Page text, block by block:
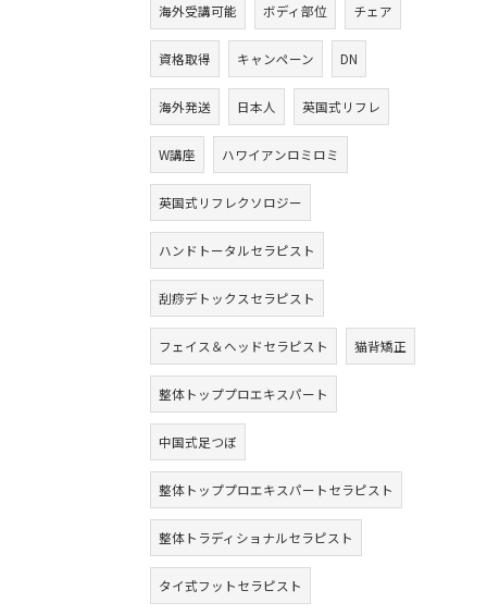
海外受講可能 ボディ部位 チェア
資格取得 キャンペーン DN
海外発送 日本人 英国式リフレ
W講座 ハワイアンロミロミ
英国式リフレクソロジー
ハンドトータルセラピスト
刮痧デトックスセラピスト
フェイス＆ヘッドセラピスト 猫背矯正
整体トッププロエキスパート
中国式足つぼ
整体トッププロエキスパートセラピスト
整体トラディショナルセラピスト
タイ式フットセラピスト